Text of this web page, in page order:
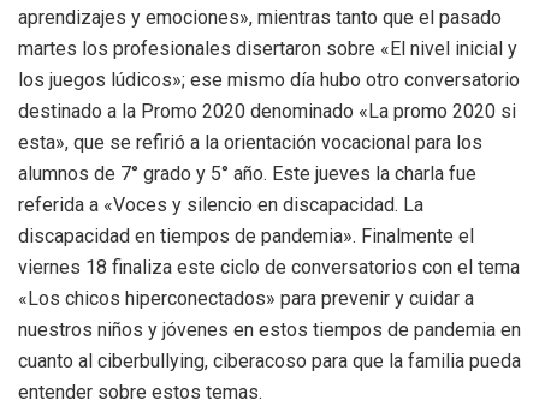
aprendizajes y emociones», mientras tanto que el pasado
martes los profesionales disertaron sobre «El nivel inicial y
los juegos lúdicos»; ese mismo día hubo otro conversatorio
destinado a la Promo 2020 denominado «La promo 2020 si
esta», que se refirió a la orientación vocacional para los
alumnos de 7° grado y 5° año. Este jueves la charla fue
referida a «Voces y silencio en discapacidad. La
discapacidad en tiempos de pandemia». Finalmente el
viernes 18 finaliza este ciclo de conversatorios con el tema
«Los chicos hiperconectados» para prevenir y cuidar a
nuestros niños y jóvenes en estos tiempos de pandemia en
cuanto al ciberbullying, ciberacoso para que la familia pueda
entender sobre estos temas.